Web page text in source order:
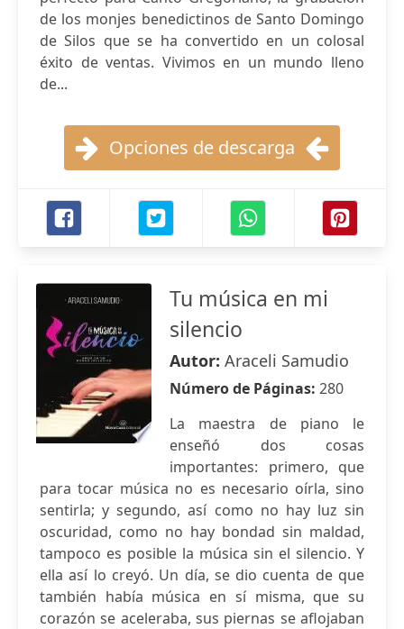
de los monjes benedictinos de Santo Domingo
de Silos que se ha convertido en un colosal
éxito de ventas. Vivimos en un mundo lleno
de...
Opciones de descarga
Tu música en mi
silencio
Autor: Araceli Samudio
Número de Páginas: 280
La maestra de piano le
enseñó dos cosas
importantes: primero, que
para tocar música no es necesario oírla, sino
sentirla; y segundo, así como no hay luz sin
oscuridad, como no hay bondad sin maldad,
tampoco es posible la música sin el silencio. Y
ella así lo creyó. Un día, se dio cuenta de que
también había música en sí misma, que su
corazón se aceleraba, sus piernas se aflojaban